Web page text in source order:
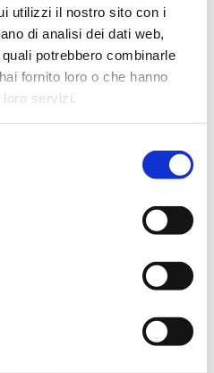
utilizzi il nostro sito con i
di analisi dei dati web,
potrebbero combinarle
fornito loro o che hanno
servizi.